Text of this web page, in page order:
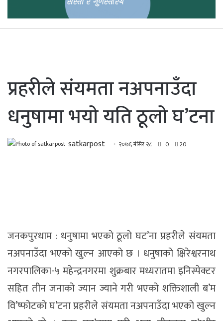
प्रहरीले संयमता नअपनाउँदा
धनुषामा भयाे यति ठूलाे घ’टना
satkarpost २०७६ मंसिर २८ 0 20
जनकपुरधाम : धनुषामा भएकाे ठूलाे घट’ना प्रहरीले संयमता
नअपनाउँदा भएकाे खुल्न आएकाे छ । धनुषाको क्षिरेश्वरनाथ
नगरपालिका-५ महेन्द्रनगरमा शुक्रबार मध्यरातमा इनिस्पेक्टर
सहित तीन जनाकाे ज्यान ज्याने गरी भएकाे शक्तिशाली ब’म
वि’ष्फाेटकाे घ’टना प्रहरीले संयमता नअपनाउँदा भएकाे खुल्न